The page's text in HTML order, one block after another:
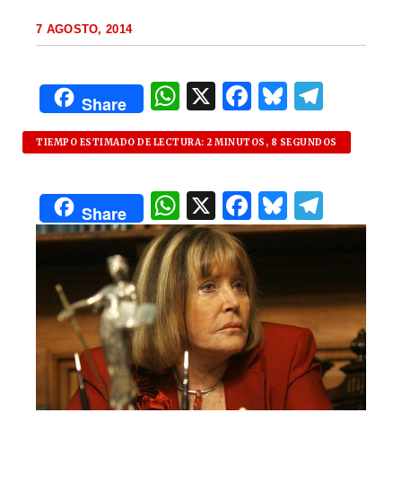
7 AGOSTO, 2014
Share
W
h
at
s
A
p
p
X F
a
c
e
b
o
o
k
B
lu
es
k
y
el
e
m
TIEMPO ESTIMADO DE LECTURA: 2 MINUTOS, 8 SEGUNDOS
Share
W
h
at
s
A
p
p
X F
a
c
e
b
o
o
k
B
lu
k
y
el
g
ra
m